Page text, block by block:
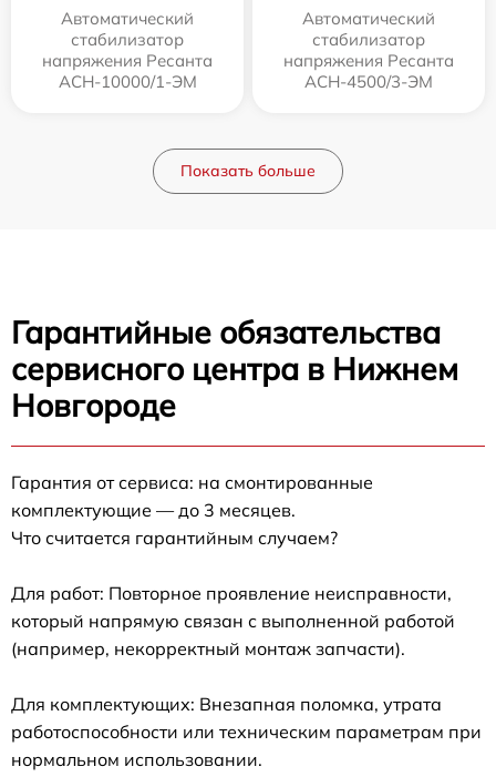
Автоматический
стабилизатор
напряжения Ресанта
АСН-10000/1-ЭМ
Автоматический
стабилизатор
напряжения Ресанта
АСН-4500/3-ЭМ
Показать больше
Гарантийные обязательства
сервисного центра в Нижнем
Новгороде
Гарантия от сервиса: на смонтированные
комплектующие — до 3 месяцев.
Что считается гарантийным случаем?
Для работ: Повторное проявление неисправности,
который напрямую связан с выполненной работой
(например, некорректный монтаж запчасти).
Для комплектующих: Внезапная поломка, утрата
работоспособности или техническим параметрам при
нормальном использовании.